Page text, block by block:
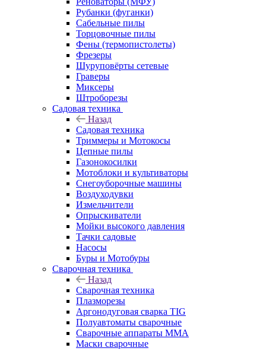
Рубанки (фуганки)
Сабельные пилы
Торцовочные пилы
Фены (термопистолеты)
Фрезеры
Шуруповёрты сетевые
Граверы
Миксеры
Штроборезы
Садовая техника
Назад
Садовая техника
Триммеры и Мотокосы
Цепные пилы
Газонокосилки
Мотоблоки и культиваторы
Снегоуборочные машины
Воздуходувки
Измельчители
Опрыскиватели
Мойки высокого давления
Тачки садовые
Насосы
Буры и Мотобуры
Сварочная техника
Назад
Сварочная техника
Плазморезы
Аргонодуговая сварка TIG
Полуавтоматы сварочные
Сварочные аппараты ММА
Маски сварочные